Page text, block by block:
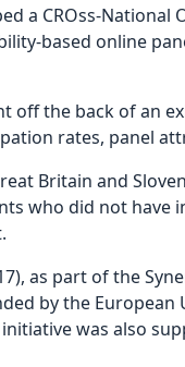
a CROss-National
based online
off the back of an
rates, panel
Britain and
who did not have
as part of the
by the European
was also